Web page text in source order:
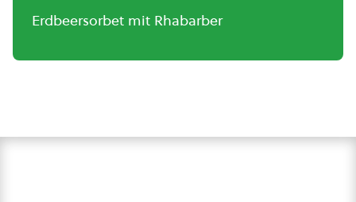
Erdbeersorbet mit Rhabarber